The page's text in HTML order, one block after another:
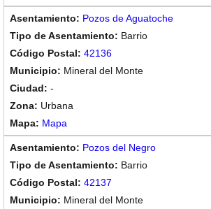
Pozos de Aguatoche
Barrio
42136
Mineral del Monte
-
Urbana
Mapa
Pozos del Negro
Barrio
42137
Mineral del Monte